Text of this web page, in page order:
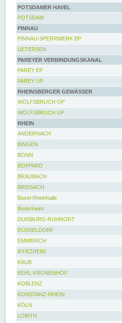
POTSDAMER HAVEL
POTSDAM
PINNAU
PINNAU-SPERRWERK BP
UETERSEN
PAREYER VERBINDUNGSKANAL
PAREY EP
PAREY UP
RHEINSBERGER GEWÄSSER
WOLFSBRUCH OP
WOLFSBRUCH UP
RHEIN
ANDERNACH
BINGEN
BONN
BOPPARD
BRAUBACH
BREISACH
Basel-Rheinhalle
Bodenheim
DUISBURG-RUHRORT
DÜSSELDORF
EMMERICH
IFFEZHEIM
KAUB
KEHL-KRONENHOF
KOBLENZ
KONSTANZ-RHEIN
KÖLN
LOBITH